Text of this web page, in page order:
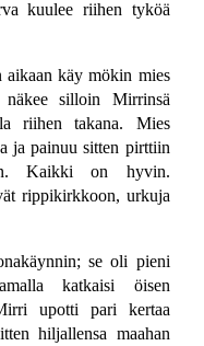
kuulee riihen tyköä
aikaan käy mökin mies
näkee silloin Mirrinsä
riihen takana. Mies
ja painuu sitten pirttiin
Kaikki on hyvin.
rippikirkkoon, urkuja
se oli pieni
katkaisi öisen
upotti pari kertaa
hiljallensa maahan